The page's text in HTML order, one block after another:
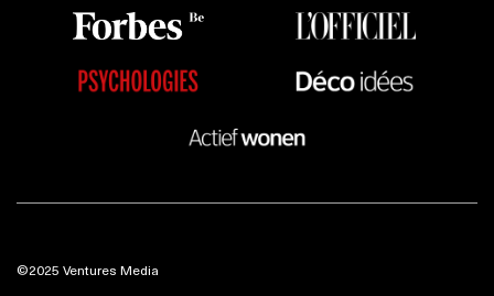
©2025 Ventures Media